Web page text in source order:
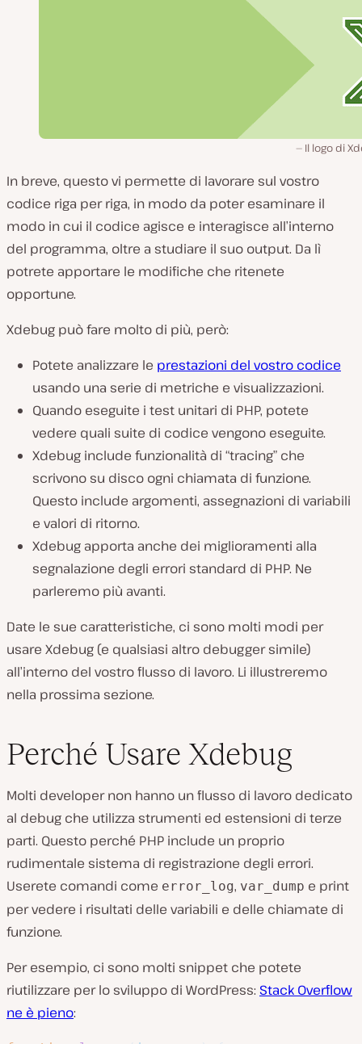
Il logo di
In breve, questo vi permette di lavorare sul vostro
codice riga per riga, in modo da poter esaminare il
modo in cui il codice agisce e interagisce all’interno
del programma, oltre a studiare il suo output. Da lì
potrete apportare le modifiche che ritenete
opportune.
Xdebug può fare molto di più, però:
Potete analizzare le prestazioni del vostro codice
usando una serie di metriche e visualizzazioni.
Quando eseguite i test unitari di PHP, potete
vedere quali suite di codice vengono eseguite.
Xdebug include funzionalità di “tracing” che
scrivono su disco ogni chiamata di funzione.
Questo include argomenti, assegnazioni di variabili
e valori di ritorno.
Xdebug apporta anche dei miglioramenti alla
segnalazione degli errori standard di PHP. Ne
parleremo più avanti.
Date le sue caratteristiche, ci sono molti modi per
usare Xdebug (e qualsiasi altro debugger simile)
all’interno del vostro flusso di lavoro. Li illustreremo
nella prossima sezione.
Perché Usare Xdebug
Molti developer non hanno un flusso di lavoro dedicato
al debug che utilizza strumenti ed estensioni di terze
parti. Questo perché PHP include un proprio
rudimentale sistema di registrazione degli errori.
Userete comandi come error_log, var_dump e print
per vedere i risultati delle variabili e delle chiamate di
funzione.
Per esempio, ci sono molti snippet che potete
riutilizzare per lo sviluppo di WordPress: Stack Overflow
ne è pieno: